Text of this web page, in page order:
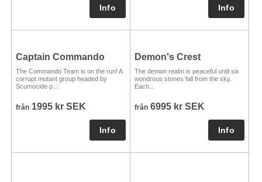
Captain Commando
The Commando Team is on the run! A
corrupt mutant group headed by
Scumocide p...
från 1995 kr SEK
Demon's Crest
The demon realm is peaceful until six
wondrous stones fall from the sky.
Each...
från 6995 kr SEK